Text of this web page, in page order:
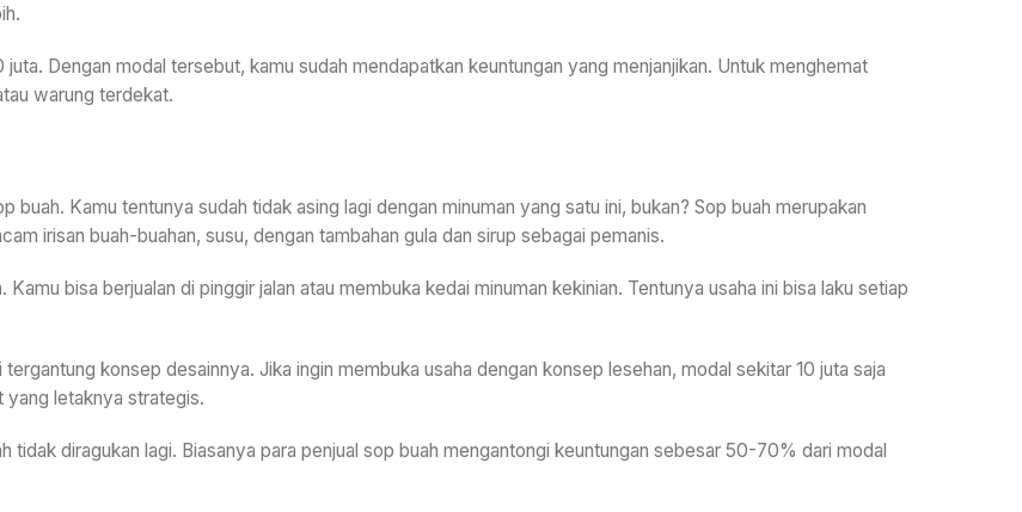
Dengan modal tersebut, kamu sudah mendapatkan keuntungan yang menjanjikan. Untuk menghemat
warung terdekat.
buah. Kamu tentunya sudah tidak asing lagi dengan minuman yang satu ini, bukan? Sop buah merupakan
irisan buah-buahan, susu, dengan tambahan gula dan sirup sebagai pemanis.
bisa berjualan di pinggir jalan atau membuka kedai minuman kekinian. Tentunya usaha ini bisa laku setiap
konsep desainnya. Jika ingin membuka usaha dengan konsep lesehan, modal sekitar 10 juta saja
yang letaknya strategis.
tidak diragukan lagi. Biasanya para penjual sop buah mengantongi keuntungan sebesar 50-70% dari modal